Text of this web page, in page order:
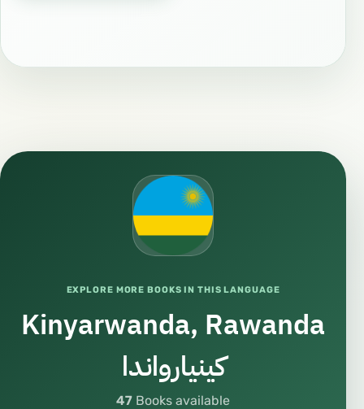
EXPLORE MORE BOOKS IN THIS LANGUAGE
Kinyarwanda, Rawanda
كينيارواندا
47 Books available